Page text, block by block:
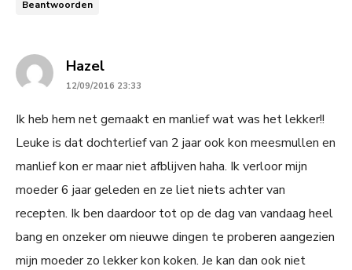
Beantwoorden
Hazelsays:
12/09/2016 23:33
Ik heb hem net gemaakt en manlief wat was het lekker!!
Leuke is dat dochterlief van 2 jaar ook kon meesmullen en
manlief kon er maar niet afblijven haha. Ik verloor mijn
moeder 6 jaar geleden en ze liet niets achter van
recepten. Ik ben daardoor tot op de dag van vandaag heel
bang en onzeker om nieuwe dingen te proberen aangezien
mijn moeder zo lekker kon koken. Je kan dan ook niet